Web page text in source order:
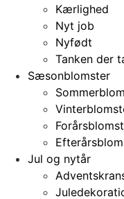
Kærlighed
Nyt job
Nyfødt
Tanken der
Sæsonblomster
Jul og nytår